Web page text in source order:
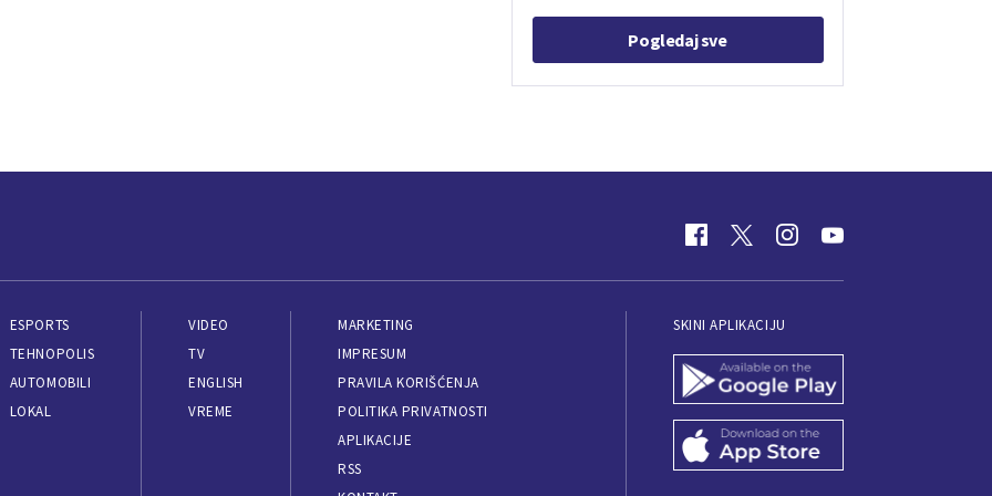
Pogledaj sve
ESPORTS
TEHNOPOLIS
AUTOMOBILI
LOKAL
VIDEO
TV
ENGLISH
VREME
MARKETING
IMPRESUM
PRAVILA KORIŠĆENJA
POLITIKA PRIVATNOSTI
APLIKACIJE
RSS
SKINI APLIKACIJU